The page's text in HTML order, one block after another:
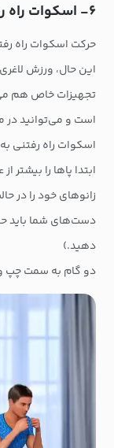
۶- اسکوات راه رفتنی از پهلو (پیشرفته)
حرکت اسکوات راه
این حال، ورزش
تجهیزات خاص هم
است و می‌توانید در
اسکوات راه رفتنی
ابتدا پاها را بیشتر
زانوهای خود را در حالت ۹۰ درجه قرار
دست‌های شما باید
دهید.)
دو گام به سمت چپ